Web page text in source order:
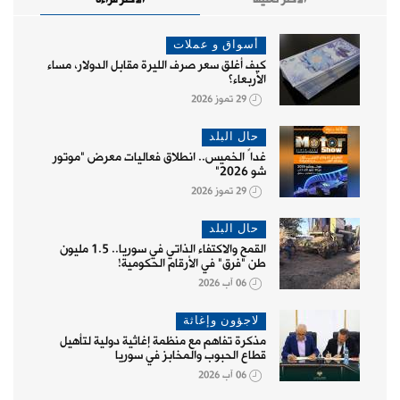
أسواق و عملات
كيف أغلق سعر صرف الليرة مقابل الدولار، مساء
الأربعاء؟
29 تموز 2026
حال البلد
غداً الخميس.. انطلاق فعاليات معرض "موتور
شو 2026"
29 تموز 2026
حال البلد
القمح والاكتفاء الذاتي في سوريا.. 1.5 مليون
طن "فرق" في الأرقام الحكومية!
06 آب 2026
لاجؤون وإغاثة
مذكرة تفاهم مع منظمة إغاثية دولية لتأهيل
قطاع الحبوب والمخابز في سوريا
06 آب 2026